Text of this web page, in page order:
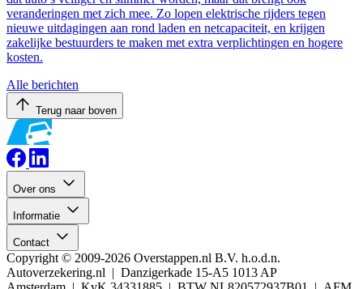
veranderingen met zich mee. Zo lopen elektrische rijders tegen
nieuwe uitdagingen aan rond laden en netcapaciteit, en krijgen
zakelijke bestuurders te maken met extra verplichtingen en hogere
kosten.
Alle berichten
Terug naar boven
Over ons
Informatie
Contact
Copyright © 2009-2026 Overstappen.nl B.V. h.o.d.n.
Autoverzekering.nl | Danzigerkade 15-A5 1013 AP